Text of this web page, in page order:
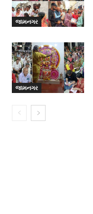
જામનગર
જામનગર